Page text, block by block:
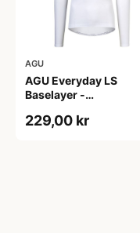
AGU
AGU Everyday LS
Baselayer -
Ærmer - Herre - Hvid -
229,00 kr